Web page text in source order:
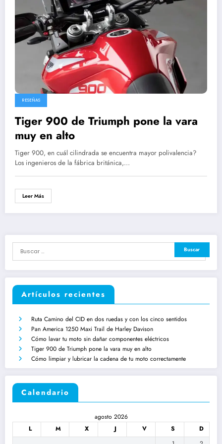
RESEÑAS
Tiger 900 de Triumph pone la vara
muy en alto
Tiger 900, en cuál cilindrada se encuentra mayor polivalencia?
Los ingenieros de la fábrica británica,…
Leer Más
Artículos recientes
Ruta Camino del CID en dos ruedas y con los cinco sentidos
Pan America 1250 Maxi Trail de Harley Davison
Cómo lavar tu moto sin dañar componentes eléctricos
Tiger 900 de Triumph pone la vara muy en alto
Cómo limpiar y lubricar la cadena de tu moto correctamente
Calendario
agosto 2026
L
M X J V S
D